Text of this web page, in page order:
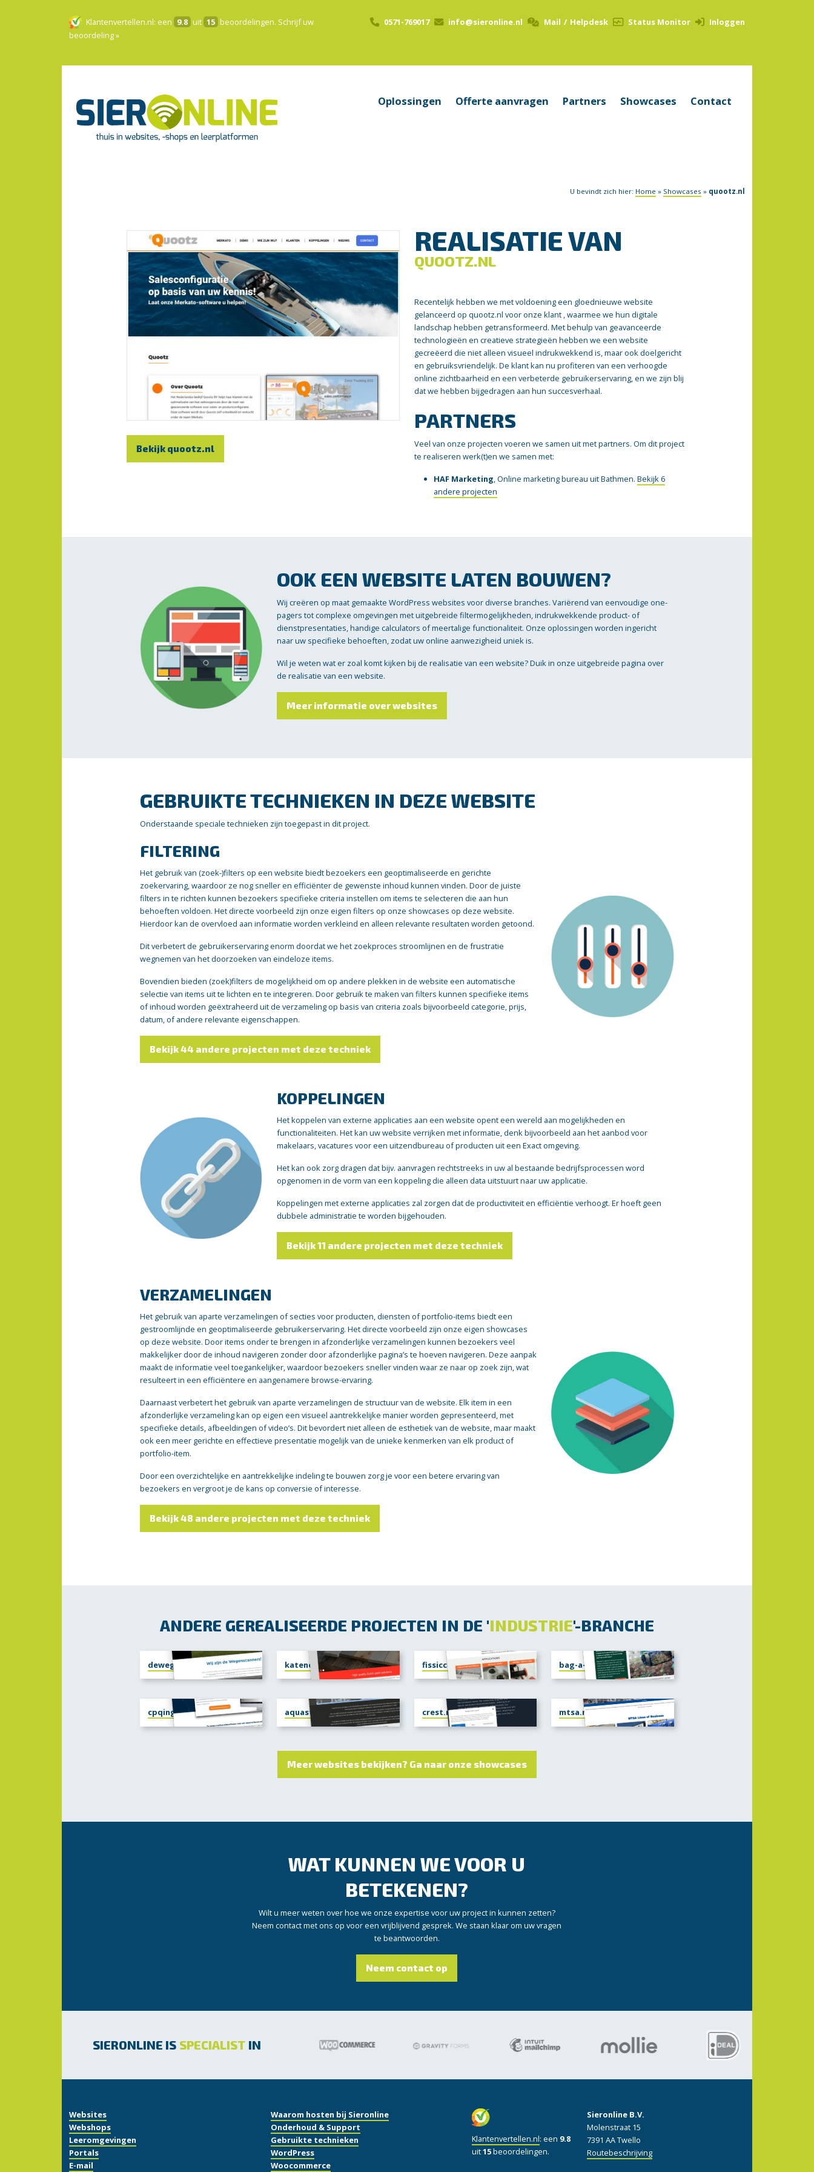
Klantenvertellen.nl: een 9.8 uit 15 beoordelingen. Schrijf uw
beoordeling »
0571-769017 info@sieronline.nl Mail / Helpdesk Status Monitor Inloggen
Oplossingen Offerte aanvragen Partners Showcases Contact
U bevindt zich hier: Home » Showcases » quootz.nl
Bekijk quootz.nl
REALISATIE VAN
QUOOTZ.NL
Recentelijk hebben we met voldoening een gloednieuwe website
gelanceerd op quootz.nl voor onze klant , waarmee we hun digitale
landschap hebben getransformeerd. Met behulp van geavanceerde
technologieën en creatieve strategieën hebben we een website
gecreëerd die niet alleen visueel indrukwekkend is, maar ook doelgericht
en gebruiksvriendelijk. De klant kan nu profiteren van een verhoogde
online zichtbaarheid en een verbeterde gebruikerservaring, en we zijn blij
dat we hebben bijgedragen aan hun succesverhaal.
PARTNERS
Veel van onze projecten voeren we samen uit met partners. Om dit project
te realiseren werk(t)en we samen met:
HAF Marketing, Online marketing bureau uit Bathmen. Bekijk 6
andere projecten
OOK EEN WEBSITE LATEN BOUWEN?
Wij creëren op maat gemaakte WordPress websites voor diverse branches. Variërend van eenvoudige one-
pagers tot complexe omgevingen met uitgebreide filtermogelijkheden, indrukwekkende product- of
dienstpresentaties, handige calculators of meertalige functionaliteit. Onze oplossingen worden ingericht
naar uw specifieke behoeften, zodat uw online aanwezigheid uniek is.
Wil je weten wat er zoal komt kijken bij de realisatie van een website? Duik in onze uitgebreide pagina over
de realisatie van een website.
Meer informatie over websites
GEBRUIKTE TECHNIEKEN IN DEZE WEBSITE
Onderstaande speciale technieken zijn toegepast in dit project.
FILTERING
Het gebruik van (zoek-)filters op een website biedt bezoekers een geoptimaliseerde en gerichte
zoekervaring, waardoor ze nog sneller en efficiënter de gewenste inhoud kunnen vinden. Door de juiste
filters in te richten kunnen bezoekers specifieke criteria instellen om items te selecteren die aan hun
behoeften voldoen. Het directe voorbeeld zijn onze eigen filters op onze showcases op deze website.
Hierdoor kan de overvloed aan informatie worden verkleind en alleen relevante resultaten worden getoond.
Dit verbetert de gebruikerservaring enorm doordat we het zoekproces stroomlijnen en de frustratie
wegnemen van het doorzoeken van eindeloze items.
Bovendien bieden (zoek)filters de mogelijkheid om op andere plekken in de website een automatische
selectie van items uit te lichten en te integreren. Door gebruik te maken van filters kunnen specifieke items
of inhoud worden geëxtraheerd uit de verzameling op basis van criteria zoals bijvoorbeeld categorie, prijs,
datum, of andere relevante eigenschappen.
Bekijk 44 andere projecten met deze techniek
KOPPELINGEN
Het koppelen van externe applicaties aan een website opent een wereld aan mogelijkheden en
functionaliteiten. Het kan uw website verrijken met informatie, denk bijvoorbeeld aan het aanbod voor
makelaars, vacatures voor een uitzendbureau of producten uit een Exact omgeving.
Het kan ook zorg dragen dat bijv. aanvragen rechtstreeks in uw al bestaande bedrijfsprocessen word
opgenomen in de vorm van een koppeling die alleen data uitstuurt naar uw applicatie.
Koppelingen met externe applicaties zal zorgen dat de productiviteit en efficiëntie verhoogt. Er hoeft geen
dubbele administratie te worden bijgehouden.
Bekijk 11 andere projecten met deze techniek
VERZAMELINGEN
Het gebruik van aparte verzamelingen of secties voor producten, diensten of portfolio-items biedt een
gestroomlijnde en geoptimaliseerde gebruikerservaring. Het directe voorbeeld zijn onze eigen showcases
op deze website. Door items onder te brengen in afzonderlijke verzamelingen kunnen bezoekers veel
makkelijker door de inhoud navigeren zonder door afzonderlijke pagina’s te hoeven navigeren. Deze aanpak
maakt de informatie veel toegankelijker, waardoor bezoekers sneller vinden waar ze naar op zoek zijn, wat
resulteert in een efficiëntere en aangenamere browse-ervaring.
Daarnaast verbetert het gebruik van aparte verzamelingen de structuur van de website. Elk item in een
afzonderlijke verzameling kan op eigen een visueel aantrekkelijke manier worden gepresenteerd, met
specifieke details, afbeeldingen of video’s. Dit bevordert niet alleen de esthetiek van de website, maar maakt
ook een meer gerichte en effectieve presentatie mogelijk van de unieke kenmerken van elk product of
portfolio-item.
Door een overzichtelijke en aantrekkelijke indeling te bouwen zorg je voor een betere ervaring van
bezoekers en vergroot je de kans op conversie of interesse.
Bekijk 48 andere projecten met deze techniek
ANDERE GEREALISEERDE PROJECTEN IN DE 'INDUSTRIE'-BRANCHE
dewegenscanners.nl katenco.nl fissiccoating.com bag-a-nut.nl
cpqing.nl aquastruct.nl crest.nl mtsa.nl
Meer websites bekijken? Ga naar onze showcases
WAT KUNNEN WE VOOR U
BETEKENEN?
Wilt u meer weten over hoe we onze expertise voor uw project in kunnen zetten?
Neem contact met ons op voor een vrijblijvend gesprek. We staan klaar om uw vragen
te beantwoorden.
Neem contact op
SIERONLINE IS SPECIALIST IN
Websites
Webshops
Leeromgevingen
Portals
E-mail
Waarom hosten bij Sieronline
Onderhoud & Support
Gebruikte technieken
WordPress
Woocommerce
Klantenvertellen.nl: een 9.8
uit15beoordelingen.
Sieronline B.V.
Molenstraat 15
7391 AA Twello
Routebeschrijving